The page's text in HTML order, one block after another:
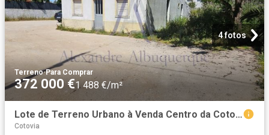
4 fotos
Terreno·Para Comprar
372 000 €1 488 €/m²
Lote de Terreno Urbano à Venda Centro da Cotovia Sesimbra
Cotovia